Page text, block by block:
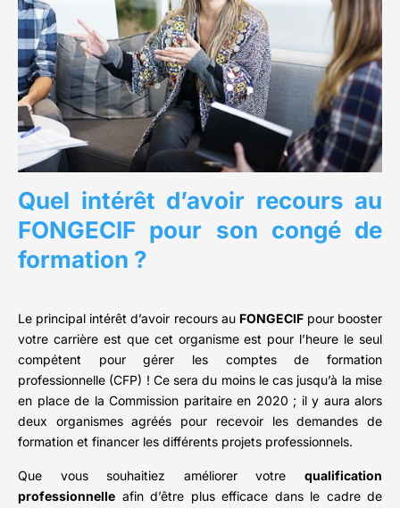
Quel intérêt d’avoir recours au
FONGECIF pour son congé de
formation ?
Le principal intérêt d’avoir recours au FONGECIFpour booster
votre carrière est que cet organisme est pour l’heure le seul
compétent pour gérer les comptes de formation
professionnelle (CFP) ! Ce sera du moins le cas jusqu’à la mise
en place de la Commission paritaire en 2020 ; il y aura alors
deux organismes agréés pour recevoir les demandes de
formation et financer les différents projets professionnels.
Que vous souhaitiez améliorer votre qualification
professionnelle afin d’être plus efficace dans le cadre de